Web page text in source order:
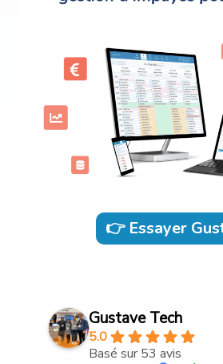
👉 Essayer
Gustave Tech
5.0
Basé sur 53 avis